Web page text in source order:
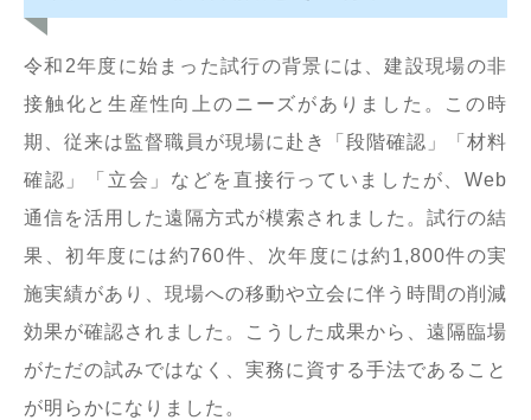
令和2年度に始まった試行の背景には、建設現場の非
接触化と生産性向上のニーズがありました。この時
期、従来は監督職員が現場に赴き「段階確認」「材料
確認」「立会」などを直接行っていましたが、Web
通信を活用した遠隔方式が模索されました。試行の結
果、初年度には約760件、次年度には約1,800件の実
施実績があり、現場への移動や立会に伴う時間の削減
効果が確認されました。こうした成果から、遠隔臨場
がただの試みではなく、実務に資する手法であること
が明らかになりました。